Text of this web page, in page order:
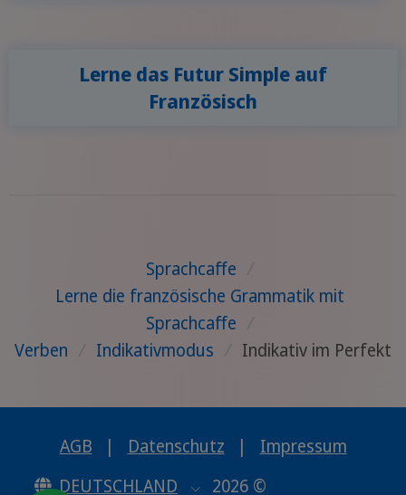
Lerne das Futur Simple auf
Französisch
Sprachcaffe /
Lerne die französische Grammatik mit
Sprachcaffe /
Verben / Indikativmodus / Indikativ im Perfekt
AGB | Datenschutz |
Impressum
DEUTSCHLAND
2026 ©